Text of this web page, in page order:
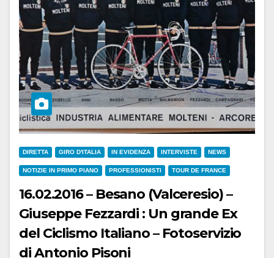
DIRETTA GIRO D'ITALIA IN EVIDENZA INTERVISTE NEWS
NOTIZIE IN PRIMO PIANO PROFESSIONISTI TOUR DE FRANCE
16.02.2016 – Besano (Valceresio) –
Giuseppe Fezzardi : Un grande Ex
del Ciclismo Italiano – Fotoservizio
di Antonio Pisoni